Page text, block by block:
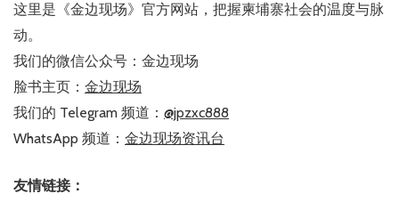
这里是《金边现场》官方网站，把握柬埔寨社会的温度与脉
动。
我们的微信公众号：金边现场
脸书主页： 金边现场
我们的 Telegram 频道： @jpzxc888
WhatsApp 频道： 金边现场资讯台
友情链接：